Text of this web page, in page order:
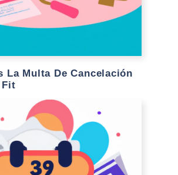
La Multa De Cancelación
Fit